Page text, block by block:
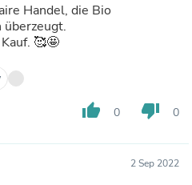
Handel, die Bio
überzeugt.
🥰🤩
thumb_up 0 thumb_down 0
2 Sep 2022